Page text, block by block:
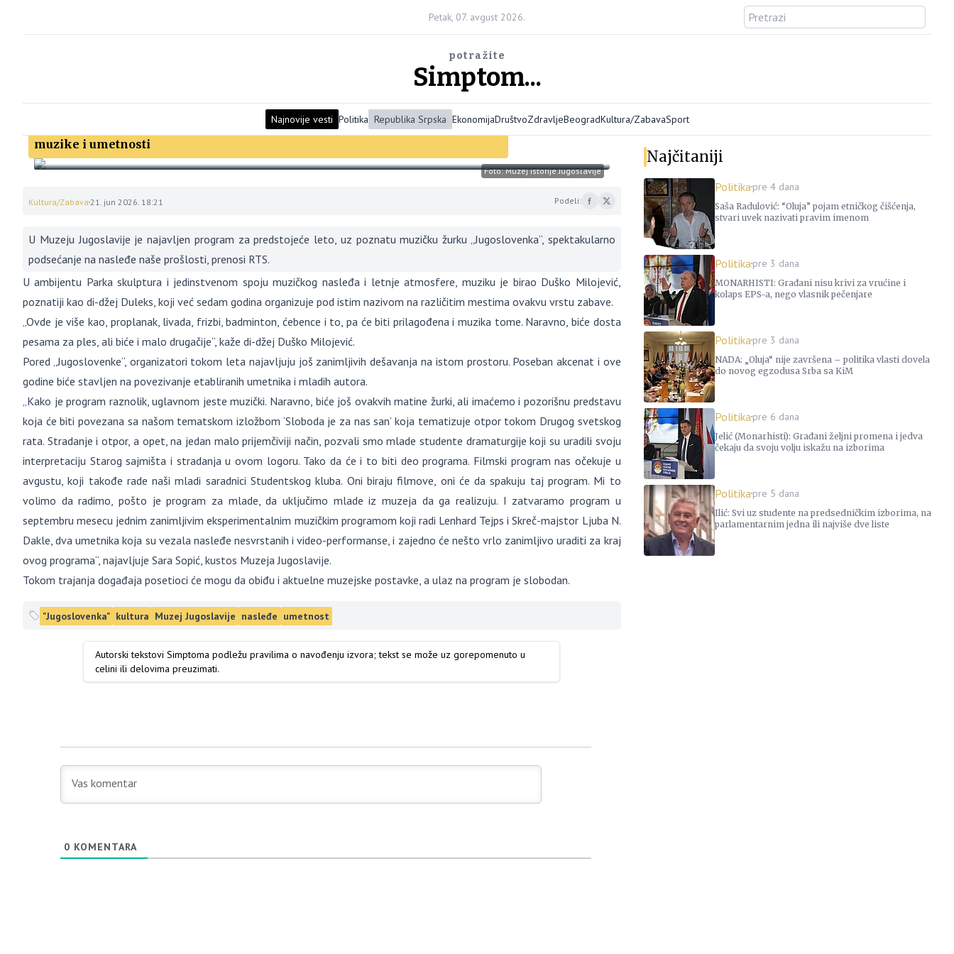
Petak, 07. avgust 2026.
potražite
Simptom...
Najnovije vesti Politika Republika Srpska EkonomijaDruštvoZdravljeBeogradKultura/ZabavaSport
Foto: Muzej istorije Jugoslavije
“Jugoslovenka“ u Parku skulptura – Muzej Jugoslavije najavio leto puno
muzike i umetnosti
Kultura/Zabava 21. jun 2026. 18:21 Podeli:
U Muzeju Jugoslavije je najavljen program za predstojeće leto, uz poznatu muzičku žurku „Jugoslovenka“, spektakularno
podsećanje na nasleđe naše prošlosti, prenosi RTS.
U ambijentu Parka skulptura i jedinstvenom spoju muzičkog nasleđa i letnje atmosfere, muziku je birao Duško Milojević,
poznatiji kao di-džej Duleks, koji već sedam godina organizuje pod istim nazivom na različitim mestima ovakvu vrstu zabave.
„Ovde je više kao, proplanak, livada, frizbi, badminton, ćebence i to, pa će biti prilagođena i muzika tome. Naravno, biće dosta
pesama za ples, ali biće i malo drugačije“, kaže di-džej Duško Milojević.
Pored „Jugoslovenke“, organizatori tokom leta najavljuju još zanimljivih dešavanja na istom prostoru. Poseban akcenat i ove
godine biće stavljen na povezivanje etabliranih umetnika i mladih autora.
„Kako je program raznolik, uglavnom jeste muzički. Naravno, biće još ovakvih matine žurki, ali imaćemo i pozorišnu predstavu
koja će biti povezana sa našom tematskom izložbom ‘Sloboda je za nas san’ koja tematizuje otpor tokom Drugog svetskog
rata. Stradanje i otpor, a opet, na jedan malo prijemčiviji način, pozvali smo mlade studente dramaturgije koji su uradili svoju
interpretaciju Starog sajmišta i stradanja u ovom logoru. Tako da će i to biti deo programa. Filmski program nas očekuje u
avgustu, koji takođe rade naši mladi saradnici Studentskog kluba. Oni biraju filmove, oni će da spakuju taj program. Mi to
volimo da radimo, pošto je program za mlade, da uključimo mlade iz muzeja da ga realizuju. I zatvaramo program u
septembru mesecu jednim zanimljivim eksperimentalnim muzičkim programom koji radi Lenhard Tejps i Skreč-majstor Ljuba N.
Dakle, dva umetnika koja su vezala nasleđe nesvrstanih i video-performanse, i zajedno će nešto vrlo zanimljivo uraditi za kraj
ovog programa“, najavljuje Sara Sopić, kustos Muzeja Jugoslavije.
Tokom trajanja događaja posetioci će mogu da obiđu i aktuelne muzejske postavke, a ulaz na program je slobodan.
"Jugoslovenka" kultura Muzej Jugoslavije nasleđe umetnost
Autorski tekstovi Simptoma podležu pravilima o navođenju izvora; tekst se može uz gorepomenuto u
celini ili delovima preuzimati.
Najčitaniji
Politikapre 4 dana
Saša Radulović: “Oluja” pojam etničkog čišćenja,
stvari uvek nazivati pravim imenom
Politikapre 3 dana
MONARHISTI: Građani nisu krivi za vrućine i
kolaps EPS-a, nego vlasnik pečenjare
Politikapre 3 dana
NADA: „Oluja“ nije završena – politika vlasti dovela
do novog egzodusa Srba sa KiM
Politikapre 6 dana
Jelić (Monarhisti): Građani željni promena i jedva
čekaju da svoju volju iskažu na izborima
Politikapre 5 dana
Ilić: Svi uz studente na predsedničkim izborima, na
parlamentarnim jedna ili najviše dve liste
0 KOMENTARA